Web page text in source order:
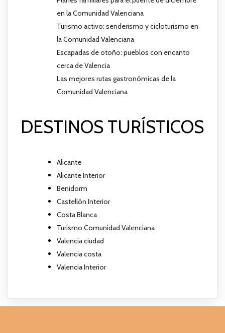
en la Comunidad Valenciana
Turismo activo: senderismo y cicloturismo en
la Comunidad Valenciana
Escapadas de otoño: pueblos con encanto
cerca de Valencia
Las mejores rutas gastronómicas de la
Comunidad Valenciana
DESTINOS TURÍSTICOS
Alicante
Alicante Interior
Benidorm
Castellón Interior
Costa Blanca
Turismo Comunidad Valenciana
Valencia ciudad
Valencia costa
Valencia Interior